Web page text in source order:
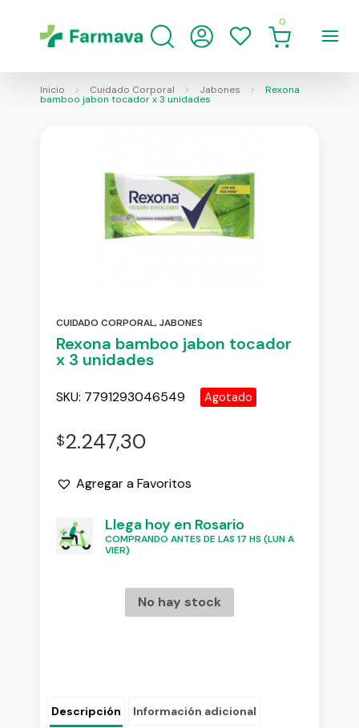
0
Inicio Cuidado Corporal Jabones Rexona
bamboo jabon tocador x 3 unidades
CUIDADO CORPORAL,JABONES
Rexona bamboo jabon tocador
x 3 unidades
SKU: 7791293046549 Agotado
$2.247,30
Agregar a Favoritos
Llega hoy en Rosario
COMPRANDO ANTES DE LAS 17 HS (LUN A
VIER)
No hay stock
Descripción Información adicional